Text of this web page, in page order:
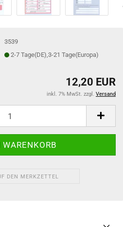
3539
2-7 Tage(DE),3-21 Tage(Europa)
12,20 EUR
inkl. 7% MwSt. zzgl. Versand
DEN MERKZETTEL